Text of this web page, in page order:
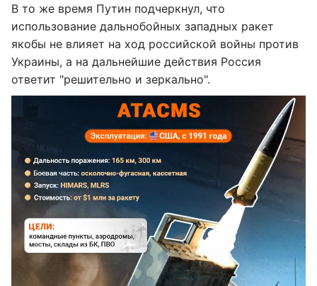
В то же время Путин подчеркнул, что
использование дальнобойных западных ракет
якобы не влияет на ход российской войны против
Украины, а на дальнейшие действия Россия
ответит "решительно и зеркально".